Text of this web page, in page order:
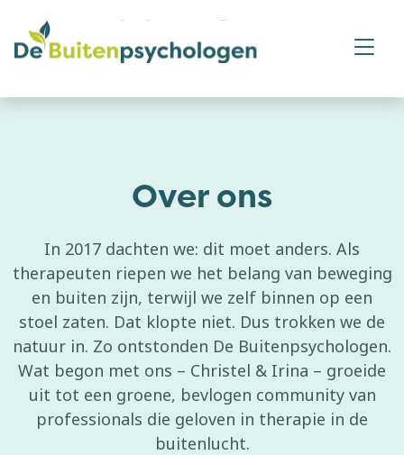
Over ons
In 2017 dachten we: dit moet anders. Als
therapeuten riepen we het belang van beweging
en buiten zijn, terwijl we zelf binnen op een
stoel zaten. Dat klopte niet. Dus trokken we de
natuur in. Zo ontstonden De Buitenpsychologen.
Wat begon met ons – Christel & Irina – groeide
uit tot een groene, bevlogen community van
professionals die geloven in therapie in de
buitenlucht.